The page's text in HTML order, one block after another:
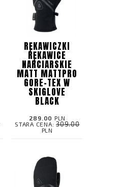
RĘKAWICZKI
RĘKAWICE
NARCIARSKIE
MATT MATTPRO
GORE-TEX W
SKIGLOVE
BLACK
289.00 PLN
STARA CENA: 309.00
PLN